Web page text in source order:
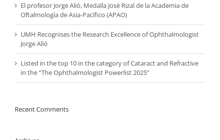
El profesor Jorge Alió, Medalla José Rizal de la Academia de
Oftalmología de Asia-Pacífico (APAO)
UMH Recognises the Research Excellence of Ophthalmologist
Jorge Alió
Listed in the top 10 in the category of Cataract and Refractive
in the “The Ophthalmologist Powerlist 2025”
Recent Comments